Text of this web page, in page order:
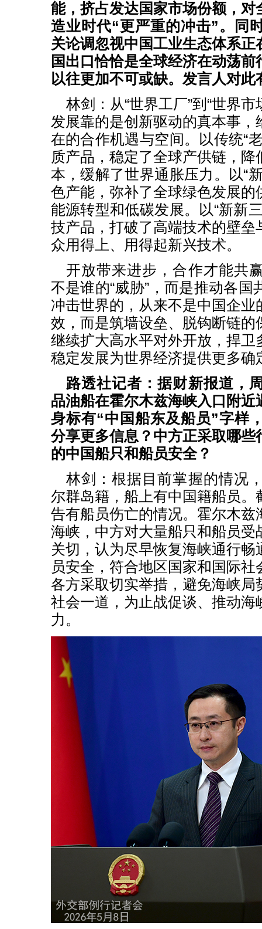
能，挤占发达国家市场份额，对
造业时代“更严重的冲击”。同
关论调忽视中国工业生态体系
国出口恰恰是全球经济在动荡
以往更加不可或缺。发言人对此
林剑：从“世界工厂”到“世界市
发展靠的是创新驱动的真本事，
在的合作机遇与空间。以传统“
质产品，稳定了全球产供链，
本，缓解了世界通胀压力。以“
色产能，弥补了全球绿色发展的
能源转型和低碳发展。以“新新
技产品，打破了高端技术的壁垒
众用得上、用得起新兴技术。
开放带来进步，合作才能共
不是谁的“威胁”，而是推动各
冲击世界的，从来不是中国企业
效，而是筑墙设垒、脱钩断链的
继续扩大高水平对外开放，捍卫
稳定发展为世界经济提供更多确
路透社记者：据财新报道，
品油船在霍尔木兹海峡入口附近
身标有“中国船东及船员”字样
分享更多信息？中方正采取哪些
的中国船只和船员安全？
林剑：根据目前掌握的情况
尔群岛籍，船上有中国籍船员。
告有船员伤亡的情况。霍尔木兹
海峡，中方对大量船只和船员受
关切，认为尽早恢复海峡通行
员安全，符合地区国家和国际
各方采取切实举措，避免海峡局
社会一道，为止战促谈、推动海
力。